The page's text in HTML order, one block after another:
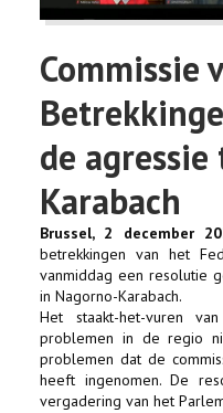
Commissie
de
Karabach
Brussel, 2 december
betrekkingen van het
vanmiddag een resolutie
in Nagorno-Karabach.
Het staakt-het-vuren
problemen in de regio
problemen dat de
heeft ingenomen. De
vergadering van het